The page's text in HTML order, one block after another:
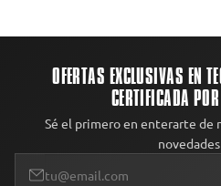
OFERTAS EXCLUSIVAS EN
CERTIFICADA
Sé el primero en enterarte de